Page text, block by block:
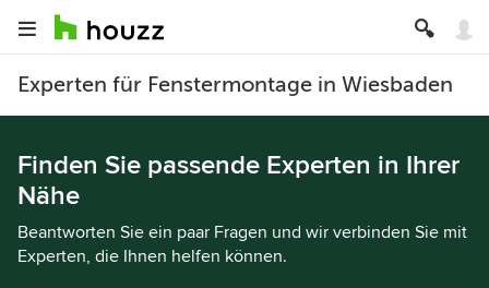
Experten für Fenstermontage in Wiesbaden
Finden Sie passende Experten in Ihrer
Nähe
Beantworten Sie ein paar Fragen und wir verbinden Sie mit
Experten, die Ihnen helfen können.